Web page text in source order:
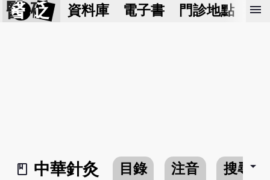
醫 砭 資料庫 電子書 門診地點 預
menu
book_2
中華針灸 目錄 注音 搜尋arrow_drop_down